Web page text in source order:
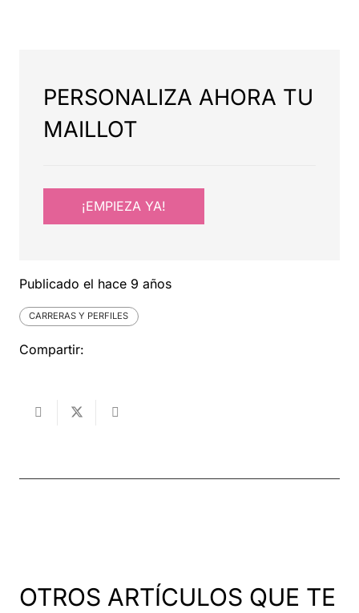
PERSONALIZA AHORA TU
MAILLOT
¡EMPIEZA YA!
Publicado el hace 9 años
CARRERAS Y PERFILES
Compartir:
OTROS ARTÍCULOS QUE TE